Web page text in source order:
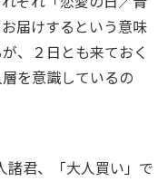
届けするという意味
、２日とも来ておく
を意識しているの
君、「大人買い」で